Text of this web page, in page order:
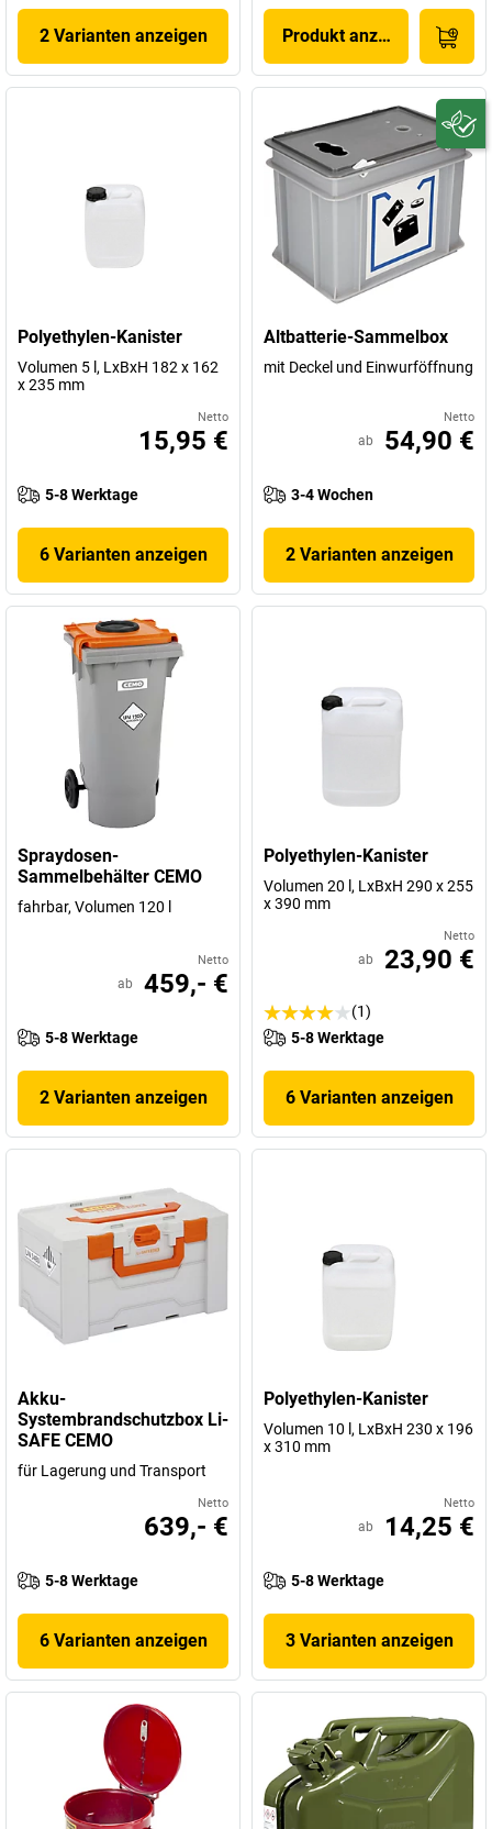
2 Varianten anzeigen Produkt anzeigen
Polyethylen-Kanister
Volumen 5 l, LxBxH 182 x 162
x 235 mm
Netto
15,95 €
5-8 Werktage
6 Varianten anzeigen
Altbatterie-Sammelbox
mit Deckel und Einwurföffnung
Netto
ab 54,90 €
3-4 Wochen
2 Varianten anzeigen
Spraydosen-
Sammelbehälter CEMO
fahrbar, Volumen 120 l
Netto
ab 459,- €
5-8 Werktage
2 Varianten anzeigen
Polyethylen-Kanister
Volumen 20 l, LxBxH 290 x 255
x 390 mm
Netto
ab 23,90 €
(1)
5-8 Werktage
6 Varianten anzeigen
Akku-
Systembrandschutzbox Li-
SAFE CEMO
für Lagerung und Transport
Netto
639,- €
5-8 Werktage
6 Varianten anzeigen
Polyethylen-Kanister
Volumen 10 l, LxBxH 230 x 196
x 310 mm
Netto
ab 14,25 €
5-8 Werktage
3 Varianten anzeigen